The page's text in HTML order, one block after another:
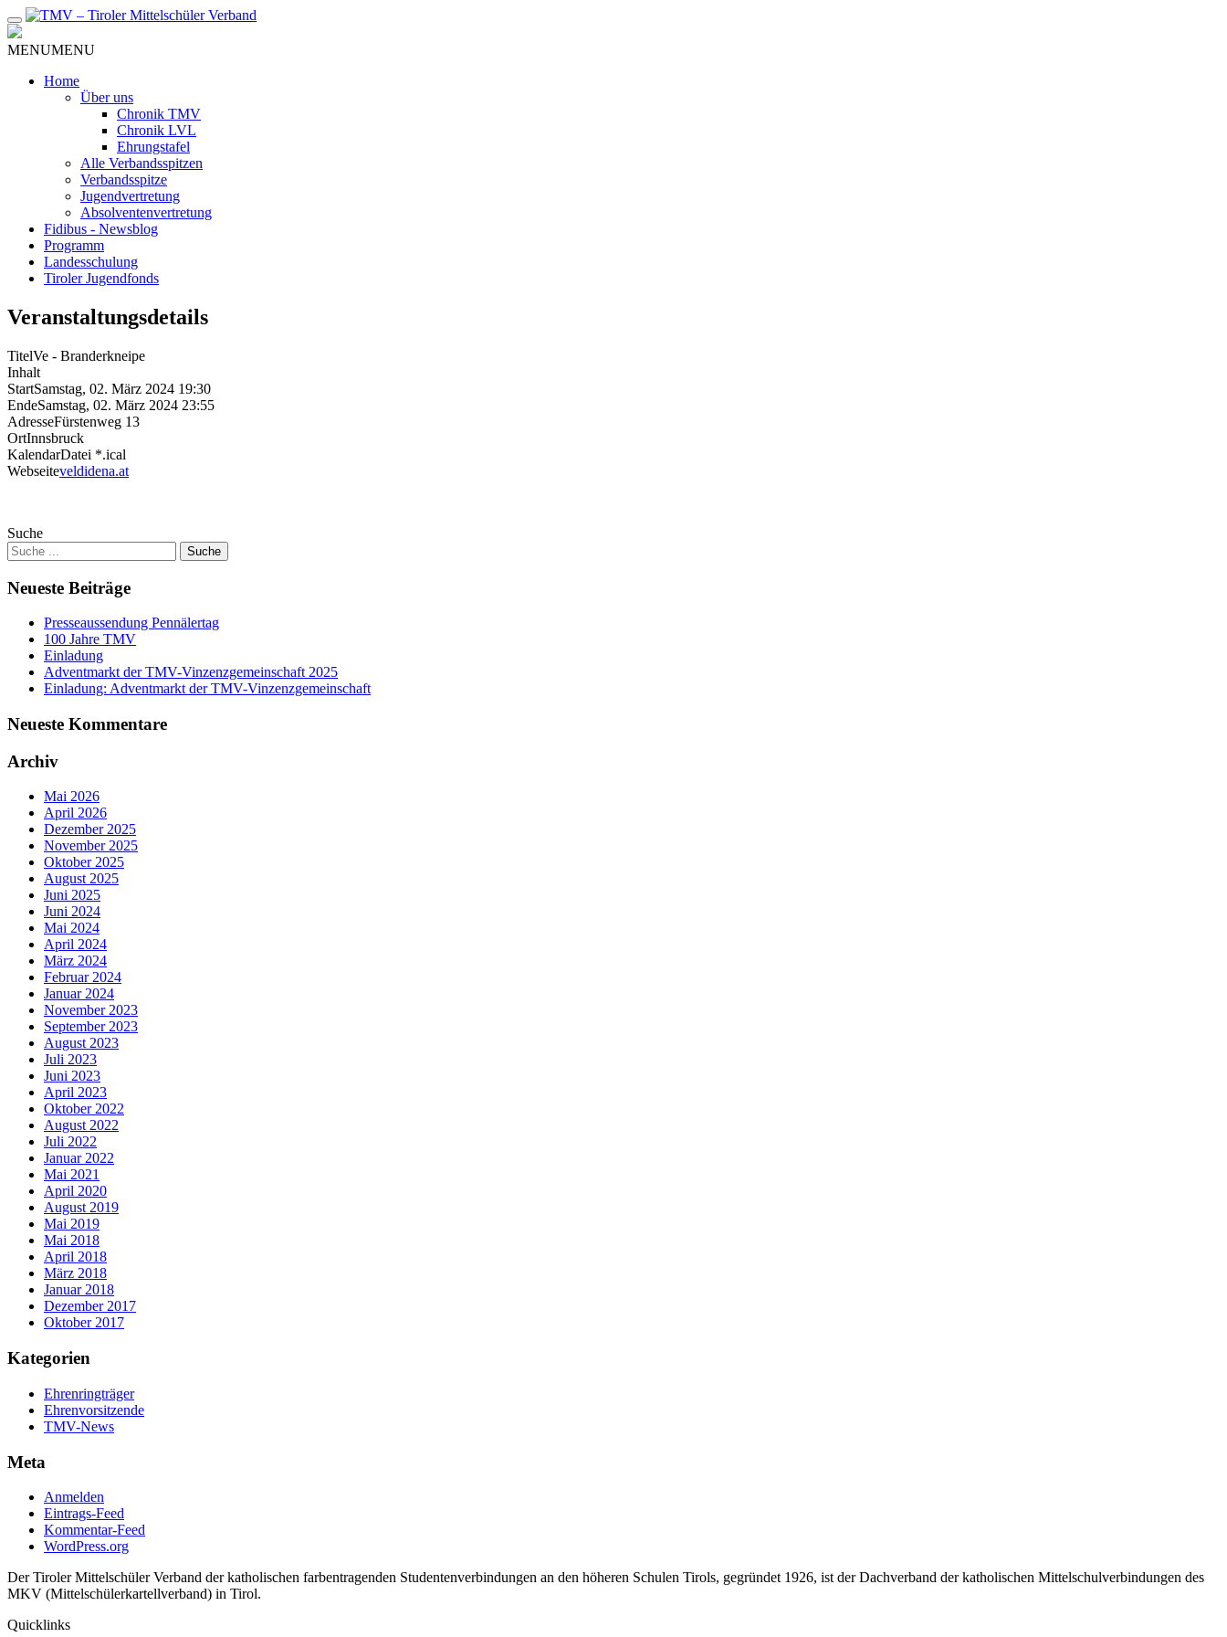
Zum
Inhalt
MENUMENU
Home
Über uns
Chronik TMV
Chronik LVL
Ehrungstafel
Alle Verbandsspitzen
Verbandsspitze
Jugendvertretung
Absolventenvertretung
Fidibus - Newsblog
Programm
Landesschulung
Tiroler Jugendfonds
Veranstaltungsdetails
TitelVe - Branderkneipe
Inhalt
StartSamstag, 02. März 2024 19:30
EndeSamstag, 02. März 2024 23:55
AdresseFürstenweg 13
OrtInnsbruck
KalendarDatei *.ical
Webseiteveldidena.at
Suche
Neueste Beiträge
Presseaussendung Pennälertag
100 Jahre TMV
Einladung
Adventmarkt der TMV-Vinzenzgemeinschaft 2025
Einladung: Adventmarkt der TMV-Vinzenzgemeinschaft
Neueste Kommentare
Archiv
Mai 2026
April 2026
Dezember 2025
November 2025
Oktober 2025
August 2025
Juni 2025
Juni 2024
Mai 2024
April 2024
März 2024
Februar 2024
Januar 2024
November 2023
September 2023
August 2023
Juli 2023
Juni 2023
April 2023
Oktober 2022
August 2022
Juli 2022
Januar 2022
Mai 2021
April 2020
August 2019
Mai 2019
Mai 2018
April 2018
März 2018
Januar 2018
Dezember 2017
Oktober 2017
Kategorien
Ehrenringträger
Ehrenvorsitzende
TMV-News
Meta
Anmelden
Eintrags-Feed
Kommentar-Feed
WordPress.org
Der Tiroler Mittelschüler Verband der katholischen farbentragenden Studentenverbindungen an den höheren Schulen Tirols, gegründet 1926, ist der Dachverband der katholischen Mittelschulverbindungen des
MKV (Mittelschülerkartellverband) in Tirol.
Quicklinks